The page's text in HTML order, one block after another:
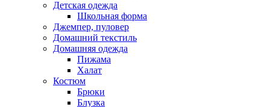
Детская одежда
Школьная форма
Джемпер, пуловер
Домашний текстиль
Домашняя одежда
Пижама
Халат
Костюм
Брюки
Блузка